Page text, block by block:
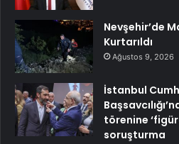
Nevşehir’de
Kurtarıldı
Ağustos 9, 2026
İstanbul
törenine
soruşturma